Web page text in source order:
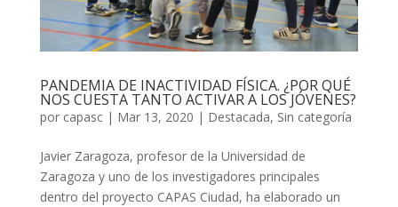
PANDEMIA DE INACTIVIDAD FÍSICA. ¿POR QUÉ
NOS CUESTA TANTO ACTIVAR A LOS JÓVENES?
por capasc| Mar 13, 2020 | Destacada, Sin categoría
Javier Zaragoza, profesor de la Universidad de
Zaragoza y uno de los investigadores principales
dentro del proyecto CAPAS Ciudad, ha elaborado un